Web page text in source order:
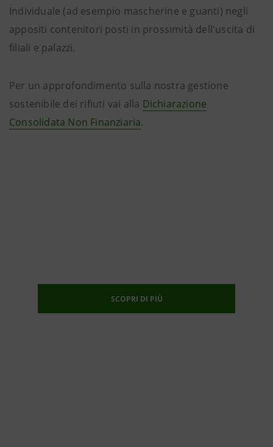
Individuale (ad esempio mascherine e guanti) negli
appositi contenitori posti in prossimità dell'uscita di
filiali e palazzi.
Per un approfondimento sulla nostra gestione
sostenibile dei rifiuti vai alla Dichiarazione
Consolidata Non Finanziaria.
SCOPRI DI PIÙ